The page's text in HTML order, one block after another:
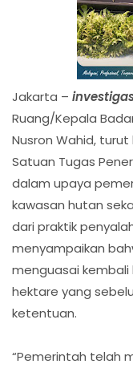
Jakarta –
Ruang/Kepala
Nusron Wahid,
Satuan Tugas
dalam upaya
kawasan hutan
dari praktik
menyampaikan
menguasai kembali
hektare yang
ketentuan.
“Pemerintah telah